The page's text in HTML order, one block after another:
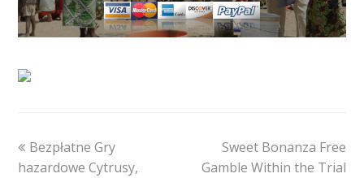
previous
post:
Bezpłatne Gry
hazardowe Cytrusy,
next
post:
Sweet Bonanza Free
Gamble Within the Trial